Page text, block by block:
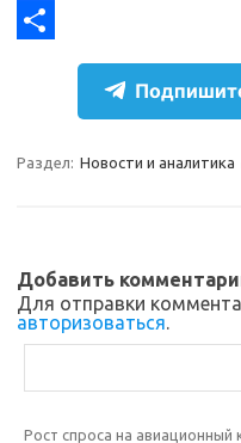
go
s
i
k
F
b
k
р
и
т
Раздел: Новости и аналитика
Добавить
Для отправки
авторизоваться.
Рост спроса на авиационный